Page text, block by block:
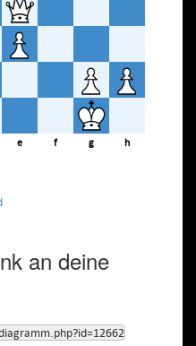
e f g h
an deine